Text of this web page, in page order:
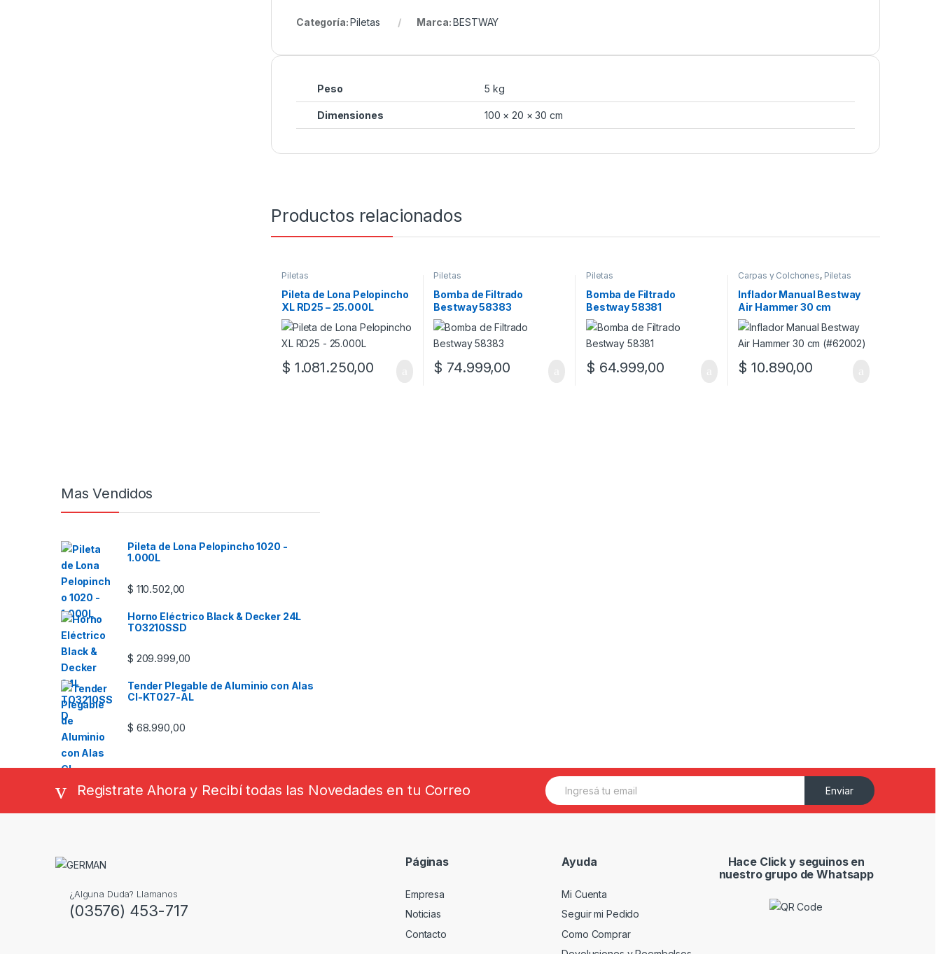
Categoría:Piletas Marca:BESTWAY
Peso 5 kg
Dimensiones 100 × 20 × 30 cm
Productos relacionados
Piletas
Pileta de Lona Pelopincho
XL RD25 – 25.000L
$ 1.081.250,00
Piletas
Bomba de Filtrado
Bestway 58383
$ 74.999,00
Piletas
Bomba de Filtrado
Bestway 58381
$ 64.999,00
Carpas y Colchones, Piletas
Inflador Manual Bestway
Air Hammer 30 cm
(#62002)
$ 10.890,00
Mas Vendidos
Pileta de Lona Pelopincho 1020 -
1.000L
$ 110.502,00
Horno Eléctrico Black & Decker 24L
TO3210SSD
$ 209.999,00
Tender Plegable de Aluminio con Alas
CI-KT027-AL
$ 68.990,00
Registrate Ahora y Recibí todas las Novedades en tu Correo
E
m
Enviar
¿Alguna Duda? Llamanos
(03576) 453-717
Páginas
Empresa
Noticias
Contacto
Ayuda
Mi Cuenta
Seguir mi Pedido
Como Comprar
Hace Click y seguinos en
nuestro grupo de Whatsapp